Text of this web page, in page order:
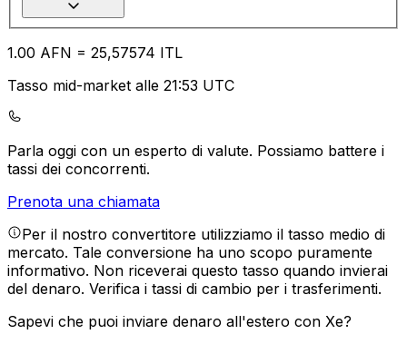
1.00 AFN = 25,57574 ITL
Tasso mid-market alle 21:53 UTC
Parla oggi con un esperto di valute. Possiamo battere i
tassi dei concorrenti.
Prenota una chiamata
Per il nostro convertitore utilizziamo il tasso medio di
mercato. Tale conversione ha uno scopo puramente
informativo. Non riceverai questo tasso quando invierai
del denaro. Verifica i tassi di cambio per i trasferimenti.
Sapevi che puoi inviare denaro all'estero con Xe?